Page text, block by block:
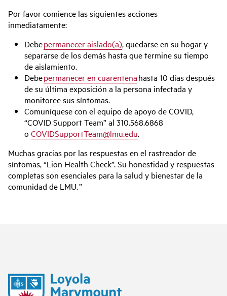
Por favor comience las siguientes acciones
inmediatamente:
Debepermanecer aislado(a), quedarse en su hogar y
separarse de los demás hasta que termine su tiempo
de aislamiento.
Debepermanecer en cuarentenahasta 10 días después
de su última exposición a la persona infectada y
monitoree sus síntomas.
Comuníquese con el equipo de apoyo de COVID,
“COVID Support Team” al 310.568.6868
o COVIDSupportTeam@lmu.edu.
Muchas gracias por las respuestas en el rastreador de
síntomas, “Lion Health Check”. Su honestidad y respuestas
completas son esenciales para la salud y bienestar de la
comunidad de LMU. ”